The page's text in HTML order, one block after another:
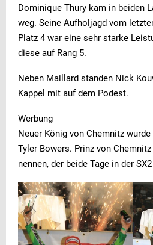
Dominique Thury kam in beiden
weg. Seine Aufholjagd vom
Platz 4 war eine sehr starke
diese auf Rang 5.
Neben Maillard standen Nick
Kappel mit auf dem Podest.
Werbung
Neuer König von Chemnitz
Tyler Bowers. Prinz von
nennen, der beide Tage in der